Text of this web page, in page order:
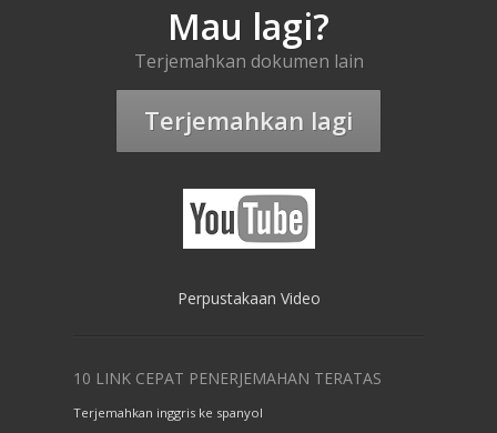
Mau lagi?
Terjemahkan dokumen lain
Terjemahkan lagi
Perpustakaan Video
10 LINK CEPAT PENERJEMAHAN TERATAS
Terjemahkan inggris ke spanyol